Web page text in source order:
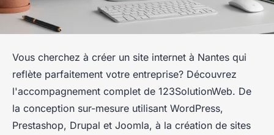
Vous cherchez à créer un site internet à Nantes qui
reflète parfaitement votre entreprise? Découvrez
l'accompagnement complet de 123SolutionWeb. De
la conception sur-mesure utilisant WordPress,
Prestashop, Drupal et Joomla, à la création de sites